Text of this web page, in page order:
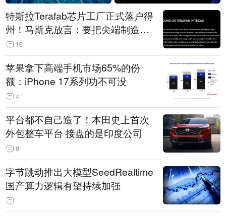
特斯拉Terafab芯片工厂正式落户得
州！马斯克放言：要把尖端制造带
回美国
16
苹果拿下高端手机市场65%的份
额：iPhone 17系列功不可没
4
平台都不自己造了！本田史上首次
外包整车平台 接盘的是印度公司
8
字节跳动推出大模型SeedRealtime
国产算力逻辑有望持续加强